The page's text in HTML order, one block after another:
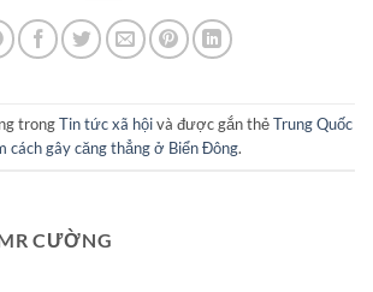
trongTin tức xã hộivà được gắn thẻTrung Quốc
cách gây căng thẳng ở Biển Đông.
CƯỜNG